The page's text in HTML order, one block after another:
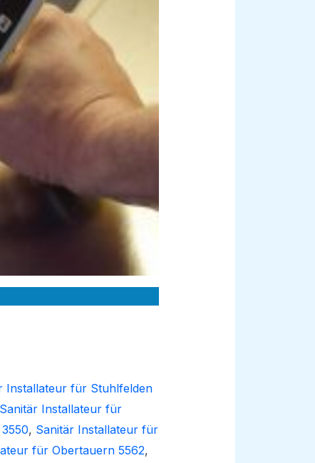
Installateur für Stuhlfelden
Sanitär Installateur für
, Sanitär Installateur für
für Obertauern 5562,